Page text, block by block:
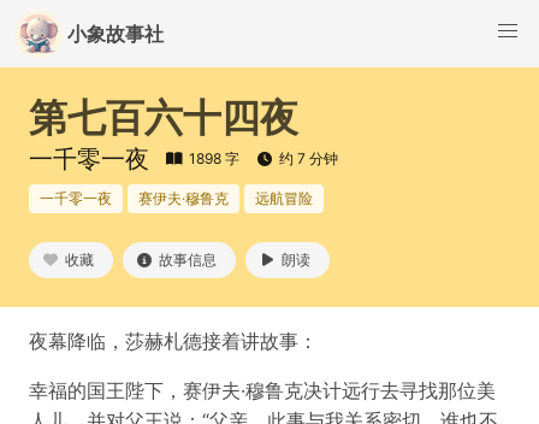
小象故事社
第七百六十四夜
一千零一夜 1898 字 约 7 分钟
一千零一夜 赛伊夫·穆鲁克 远航冒险
收藏 故事信息 朗读
夜幕降临，莎赫札德接着讲故事：
幸福的国王陛下，赛伊夫·穆鲁克决计远行去寻找那位美